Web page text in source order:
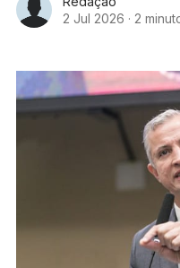
2 Jul 2026 · 2